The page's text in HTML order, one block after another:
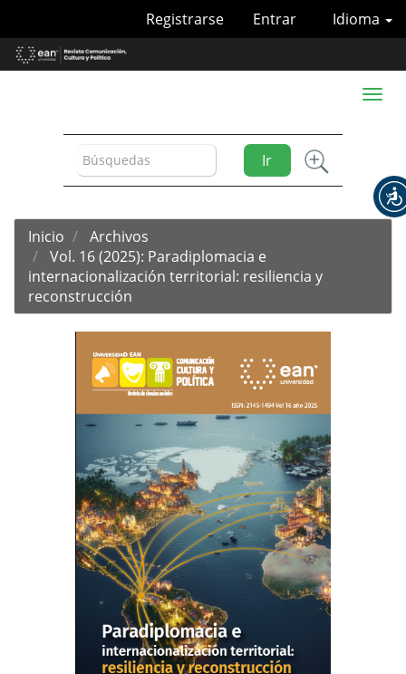
Contenido
principal
Idioma
Registrarse Entrar
Ir
Toggle
Inicio
Archivos
Vol. 16 (2025): Paradiplomacia e
internacionalización territorial: resiliencia y
reconstrucción